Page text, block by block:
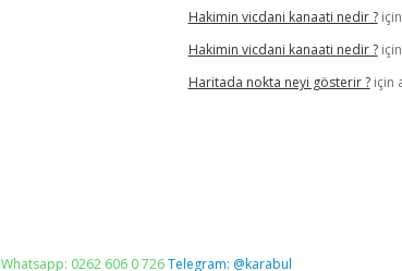
Hakimin vicdani kanaati nedir ?için
Hakimin vicdani kanaati nedir ?için
Haritada nokta neyi gösterir ?için
Whatsapp: 0262 606 0 726Telegram: @karabul